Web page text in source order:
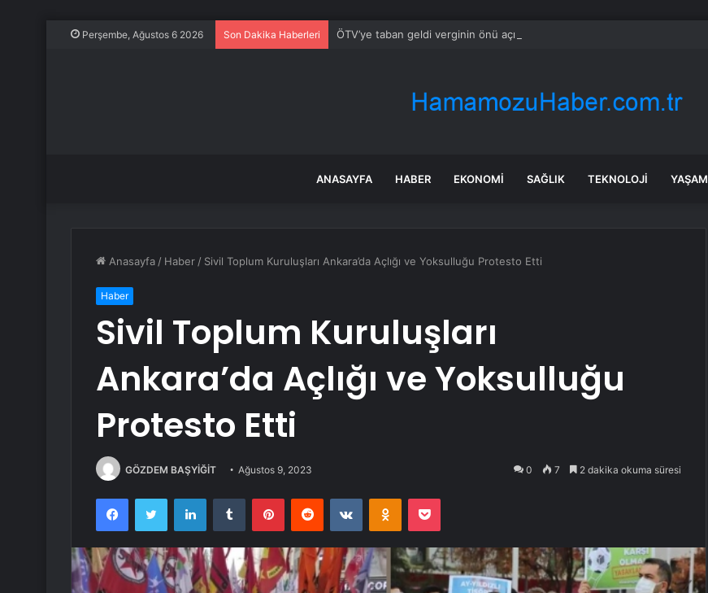
Perşembe, Ağustos 6 2026 Son Dakika Haberleri ÖTV’ye taban geldi verginin önü açıldı
ANASAYFA HABER EKONOMI SAĞLIK TEKNOLOJI YAŞAM
Anasayfa / Haber / Sivil Toplum Kuruluşları Ankara’da Açlığı ve Yoksulluğu Protesto Etti
Haber
Sivil Toplum Kuruluşları
Ankara’da Açlığı ve Yoksulluğu
Protesto Etti
GÖZDEM BAŞYİĞİT Ağustos 9, 2023 0 7 2 dakika okuma süresi
FacebookTwitter LinkedInTumblr PinterestReddit VKontakteOdnoklassniki
Pocket